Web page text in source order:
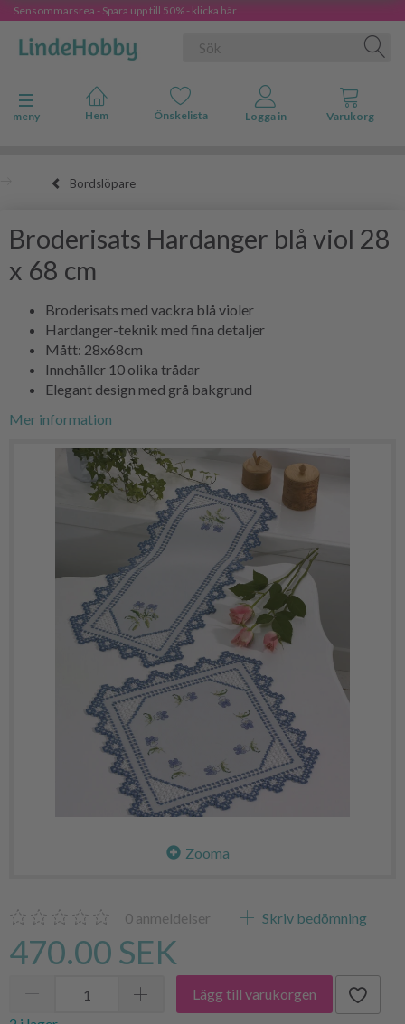
Sensommarsrea - Spara upp till 50% - klicka här
Ändra navigering
meny
Bordslöpare
Broderisats Hardanger blå viol 28
x 68 cm
Broderisats med vackra blå violer
Hardanger-teknik med fina detaljer
Mått: 28x68cm
Innehåller 10 olika trådar
Elegant design med grå bakgrund
Mer information
Zooma
0 anmeldelser Skriv bedömning
470.00 SEK
Lägg till varukorgen